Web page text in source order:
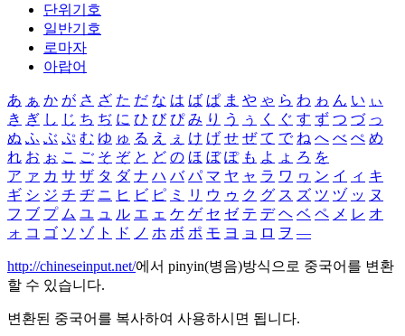
단위기호
일반기호
로마자
아랍어
あ ぁ か が さ ざ た だ な は ば ぱ ま や ゃ ら わ ゎ ん い ぃ
き ぎ し じ ち ぢ に ひ び ぴ み り う ぅ く ぐ す ず つ づ っ
ぬ ふ ぶ ぷ む ゆ ゅ る え ぇ け げ せ ぜ て で ね へ べ ぺ め
れ お ぉ こ ご そ ぞ と ど の ほ ぼ ぽ も よ ょ ろ を
ア ァ カ サ ザ タ ダ ナ ハ バ パ マ ヤ ャ ラ ワ ヮ ン イ ィ キ
ギ シ ジ チ ヂ ニ ヒ ビ ピ ミ リ ウ ゥ ク グ ス ズ ツ ヅ ッ ヌ
フ ブ プ ム ユ ュ ル エ ェ ケ ゲ セ ゼ テ デ ヘ ベ ペ メ レ オ
ォ コ ゴ ソ ゾ ト ド ノ ホ ボ ポ モ ヨ ョ ロ ヲ ―
http://chineseinput.net/에서 pinyin(병음)방식으로 중국어를 변환
할 수 있습니다.
변환된 중국어를 복사하여 사용하시면 됩니다.